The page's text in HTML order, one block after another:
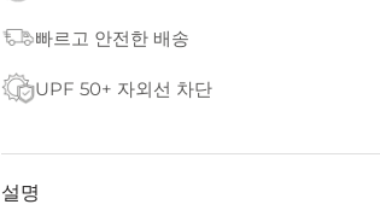
빠르고 안전한 배송
UPF 50+ 자외선 차단
설명